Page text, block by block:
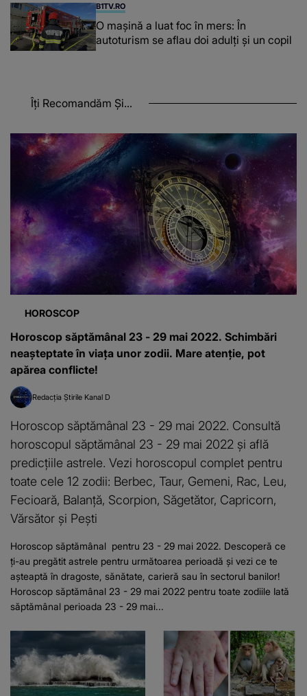
B1TV.RO
O maşină a luat foc în mers: În
autoturism se aflau doi adulți și un copil
Îți Recomandăm Și...
HOROSCOP
Horoscop săptămânal 23 - 29 mai 2022. Schimbări
neașteptate în viața unor zodii. Mare atenție, pot
apărea conflicte!
Redacția Știrile Kanal D
Horoscop săptămânal 23 - 29 mai 2022. Consultă
horoscopul săptămânal 23 - 29 mai 2022 și află
predicțiile astrele. Vezi horoscopul complet pentru
toate cele 12 zodii: Berbec, Taur, Gemeni, Rac, Leu,
Fecioară, Balanță, Scorpion, Săgetător, Capricorn,
Vărsător și Pești
Horoscop săptămânal pentru 23 - 29 mai 2022. Descoperă ce
ți-au pregătit astrele pentru următoarea perioadă și vezi ce te
așteaptă în dragoste, sănătate, carieră sau în sectorul banilor!
Horoscop săptămânal 23 - 29 mai 2022 pentru toate zodiile Iată
săptămânal perioada 23 - 29 mai...